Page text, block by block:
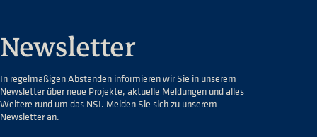
Newsletter
In regelmäßigen Abständen informieren wir Sie in unserem
Newsletter über neue Projekte, aktuelle Meldungen und alles
Weitere rund um das NSI. Melden Sie sich zu unserem
Newsletter an.